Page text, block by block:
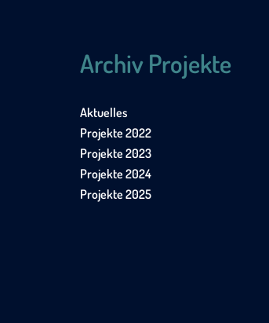
Archiv Projekte
Aktuelles
Projekte 2022
Projekte 2023
Projekte 2024
Projekte 2025